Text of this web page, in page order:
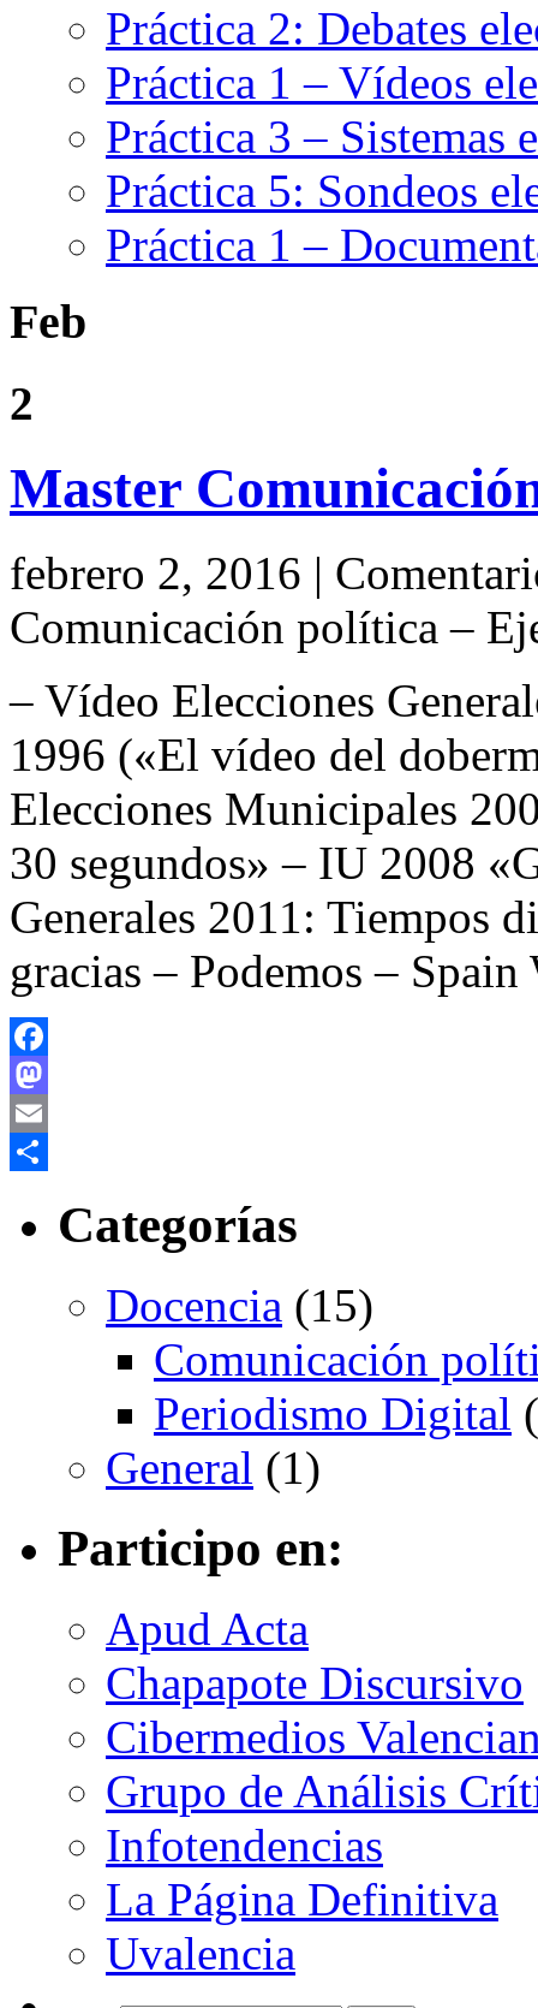
Práctica 2: Debates
Práctica 1 – Vídeos
Práctica 3 – Sistemas
Práctica 5: Sondeos
Práctica 1 –
Feb
2
Master
febrero 2, 2016 |
Comunicación política –
– Vídeo Elecciones
1996 («El vídeo del
Elecciones Municipales
30 segundos» – IU 2008
Generales 2011: Tiempos
gracias – Podemos –
Facebook
Mastodon
Email
Categorías
Docencia (15)
Comunicación
Periodismo Digital
General (1)
Participo en:
Apud Acta
Chapapote Discursivo
Cibermedios
Grupo de Análisis
Infotendencias
La Página Definitiva
Uvalencia